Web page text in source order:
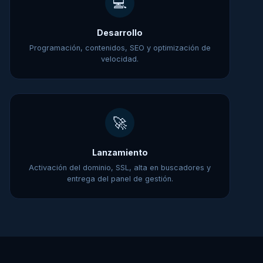
Desarrollo
Programación, contenidos, SEO y optimización de
velocidad.
🚀
Lanzamiento
Activación del dominio, SSL, alta en buscadores y
entrega del panel de gestión.